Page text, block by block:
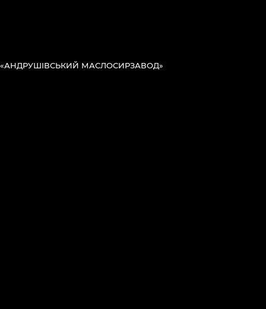
«АНДРУШІВСЬКИЙ МАСЛОСИРЗАВОД»